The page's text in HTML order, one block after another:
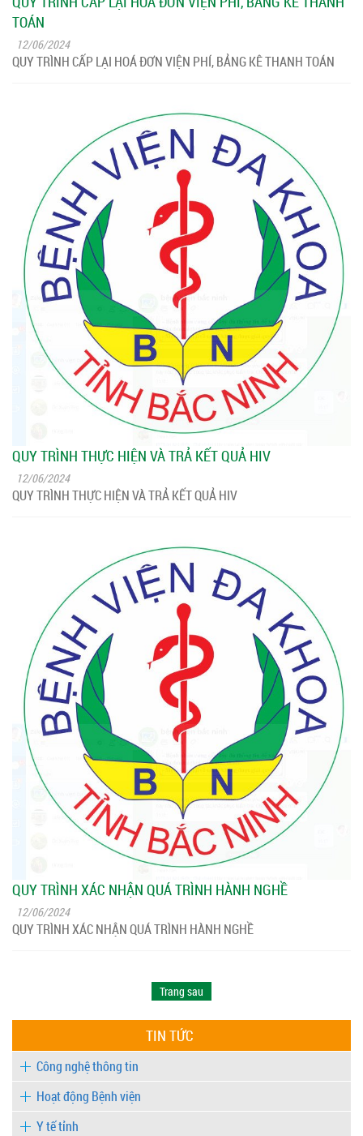
TOÁN
12/06/2024
QUY TRÌNH CẤP LẠI HOÁ ĐƠN VIỆN PHÍ, BẢNG KÊ THANH TOÁN
QUY TRÌNH THỰC HIỆN VÀ TRẢ KẾT QUẢ HIV
12/06/2024
QUY TRÌNH THỰC HIỆN VÀ TRẢ KẾT QUẢ HIV
QUY TRÌNH XÁC NHẬN QUÁ TRÌNH HÀNH NGHỀ
12/06/2024
QUY TRÌNH XÁC NHẬN QUÁ TRÌNH HÀNH NGHỀ
Trang sau
TIN TỨC
Công nghệ thông tin
Hoạt động Bệnh viện
Y tế tỉnh